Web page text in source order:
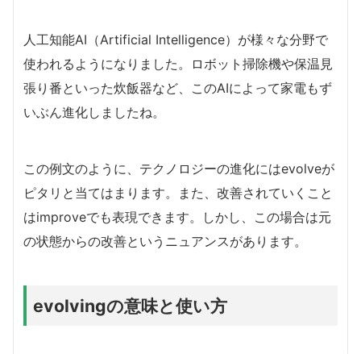
人工知能AI（Artificial Intelligence）が様々な分野で
使われるようになりました。ロボット掃除機や保温見
張り番といった炊飯器など、このAIによって家電もず
いぶん進化しましたね。
この例文のように、テクノロジーの進化にはevolveが
ピタリと当てはまります。また、改善されていくこと
はimproveでも表現できます。しかし、この場合は元
の状態からの改善というニュアンスがあります。
evolvingの意味と使い方